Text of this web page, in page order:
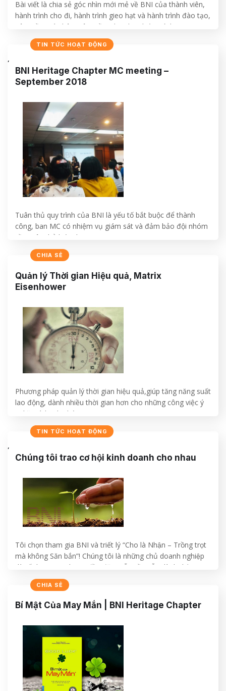
Bài viết là chia sẻ góc nhìn mới mẻ về BNI của thành viên,
hành trình cho đi, hành trình gieo hạt và hành trình đào tạo,
nâng tầm cá nhân, nâng tầm doanh nghiệp mình.
CONTINUE READING→
NHẬT KÝ
,
TIN TỨC HOẠT ĐỘNG
BNI Heritage Chapter MC meeting –
September 2018
Tuân thủ quy trình của BNI là yếu tố bắt buộc để thành
công, ban MC có nhiệm vụ giám sát và đảm bảo đội nhóm
cần tuân thủ luật chơi
CONTINUE READING
CHIA SẺ
Quản lý Thời gian Hiệu quả, Matrix
Eisenhower
Phương pháp quản lý thời gian hiệu quả,giúp tăng năng suất
lao động, dành nhiều thời gian hơn cho những công việc ý
nghĩa và hạnh phúc.
CONTINUE READING→
NHẬT KÝ
,
TIN TỨC HOẠT ĐỘNG
Chúng tôi trao cơ hội kinh doanh cho nhau
Tôi chọn tham gia BNI và triết lý “Cho là Nhận – Trồng trọt
mà không Săn bắn”! Chúng tôi là những chủ doanh nghiệp
dù rất bận rộn, nhưng đều đặn mỗi tuần vẫn dành thời gian
để gặp gỡ, thăm hỏi, hiện diện trước các thành viên khác
trong BNI… chúng tôi đang…
CONTINUE READING
CHIA SẺ
Bí Mật Của May Mắn | BNI Heritage Chapter